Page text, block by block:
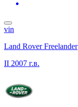
vin
Land Rover Freelander
II 2007 г.в.